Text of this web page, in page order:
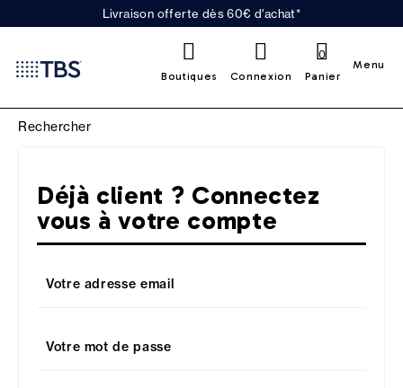
Livraison offerte dès 60€ d'achat*
Boutiques Connexion Panier
0
Menu
Déjà client ? Connectez
vous à votre compte
Votre adresse email
Votre mot de passe